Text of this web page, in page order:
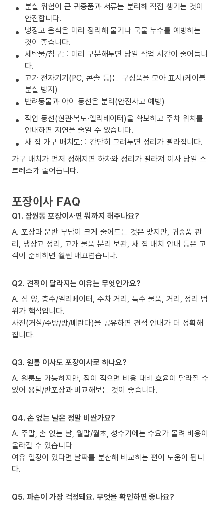
분실 위험이 큰 귀중품과 서류는 분리해 직접 챙기는 것이
안전합니다.
냉장고 음식은 미리 정리해 물기나 국물 누수를 예방하는
것이 좋습니다.
세탁물/침구를 미리 구분해두면 당일 작업 시간이 줄어듭니
다.
고가 전자기기(PC, 콘솔 등)는 구성품을 모아 표시(케이블
분실 방지)
반려동물과 아이 동선은 분리(안전사고 예방)
작업 동선(현관·복도·엘리베이터)을 확보하고 주차 위치를
안내하면 지연을 줄일 수 있습니다.
새 집 가구 배치도를 간단히 그려두면 정리가 빨라집니다.
가구 배치가 먼저 정해지면 하차와 정리가 빨라져 이사 당일 스
트레스가 줄어듭니다.
포장이사 FAQ
Q1. 잠원동 포장이사면 뭐까지 해주나요?
A. 포장과 운반 부담이 크게 줄어드는 것은 맞지만, 귀중품 관
리, 냉장고 정리, 고가 물품 분리 보관, 새 집 배치 안내 등은 고
객이 준비하면 훨씬 매끄럽습니다.
Q2. 견적이 달라지는 이유는 무엇인가요?
A. 짐 양, 층수/엘리베이터, 주차 거리, 특수 물품, 거리, 정리 범
위가 핵심입니다.
사진(거실/주방/방/베란다)을 공유하면 견적 안내가 더 정확해
집니다.
Q3. 원룸 이사도 포장이사로 하나요?
A. 원룸도 가능하지만, 짐이 적으면 비용 대비 효율이 달라질 수
있어 용달/반포장과 비교해보는 것이 좋습니다.
Q4. 손 없는 날은 정말 비싼가요?
A. 주말, 손 없는 날, 월말/월초, 성수기에는 수요가 몰려 비용이
올라갈 수 있습니다
여유 일정이 있다면 날짜를 분산해 비교하는 편이 도움이 됩니
다.
Q5. 파손이 가장 걱정돼요. 무엇을 확인하면 좋나요?